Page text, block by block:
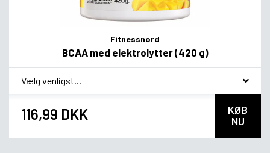
Fitnessnord
BCAA med elektrolytter (420 g)
* Smagsvariant
116,99 DKK
KØB
NU